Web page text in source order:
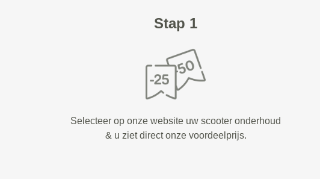
Stap 1
Selecteer op onze website uw scooter onderhoud
& u ziet direct onze voordeelprijs.